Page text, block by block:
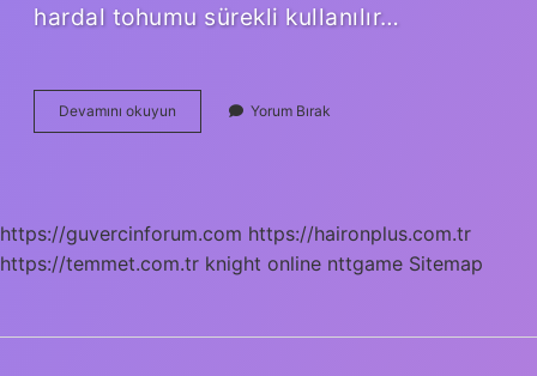
hardal tohumu sürekli kullanılır…
Devamını okuyun
Tohumu
Yorum Bırak
https://guvercinforum.com https://haironplus.com.tr
https://temmet.com.tr knight online nttgame Sitemap